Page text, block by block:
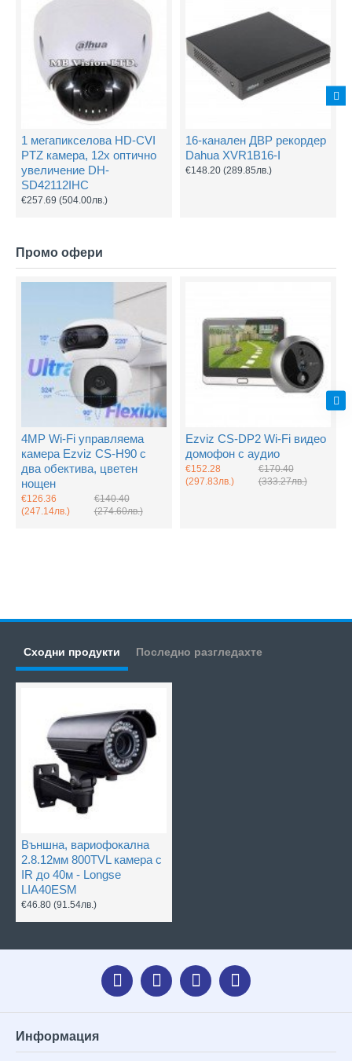
1 мегапикселова HD-CVI
PTZ камера, 12х оптично
увеличение DH-
SD42112IHC
€257.69 (504.00лв.)
16-канален ДВР рекордер
Dahua XVR1B16-I
€148.20 (289.85лв.)
Промо офери
4MP Wi-Fi управляема
камера Ezviz CS-H90 с
два обектива, цветен
нощен
€126.36
(247.14лв.)
€140.40
(274.60лв.)
Ezviz CS-DP2 Wi-Fi видео
домофон с аудио
€152.28
(297.83лв.)
€170.40
(333.27лв.)
Сходни продукти Последно разгледахте
Външна, вариофокална
2.8.12мм 800TVL камера с
IR до 40м - Longse
LIA40ESM
€46.80 (91.54лв.)
Информация